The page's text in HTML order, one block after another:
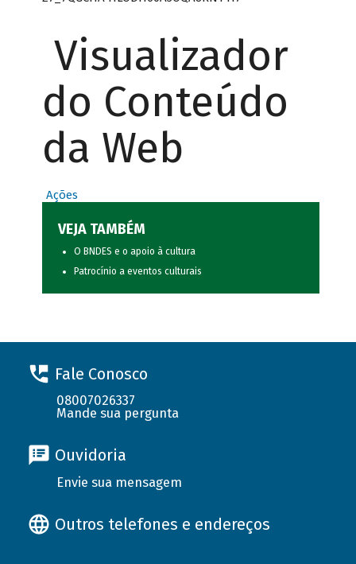
Visualizador
do Conteúdo
da Web
Ações
VEJA TAMBÉM
O BNDES e o apoio à cultura
Patrocínio a eventos culturais
Fale Conosco
08007026337
Mande sua pergunta
Ouvidoria
Envie sua mensagem
Outros telefones e endereços